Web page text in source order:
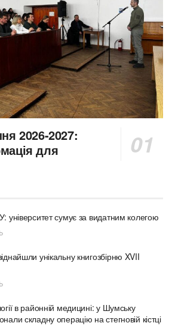
2026-2027:
для
університет сумує за видатним колегою
унікальну книгозбірню XVII
в районній медицині: у Шумську
складну операцію на стегновій кістці